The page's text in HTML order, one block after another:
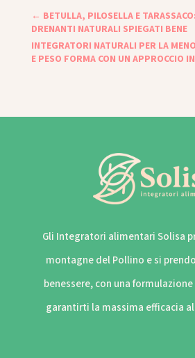
← BETULLA, PILOSELLA E
DRENANTI NATURALI SPIEGATI BENE
INTEGRATORI NATURALI PER LA
E PESO FORMA CON UN APPROCCIO
Gli Integratori alimentari Solisa
montagne del Pollino e si
benessere, con una
garantirti la massima efficacia